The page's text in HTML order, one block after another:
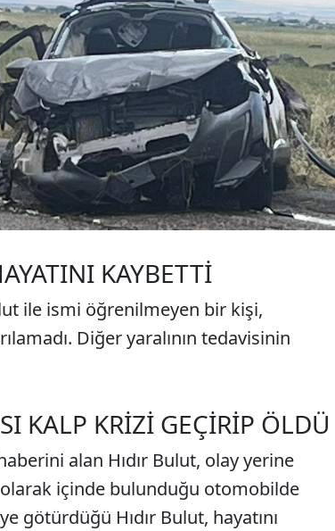
KAYBETTİ
ile ismi öğrenilmeyen bir kişi,
Diğer yaralının tedavisinin
KALP KRİZİ GEÇİRİP ÖLDÜ
alan Hıdır Bulut, olay yerine
olarak içinde bulunduğu otomobilde
götürdüğü Hıdır Bulut, hayatını